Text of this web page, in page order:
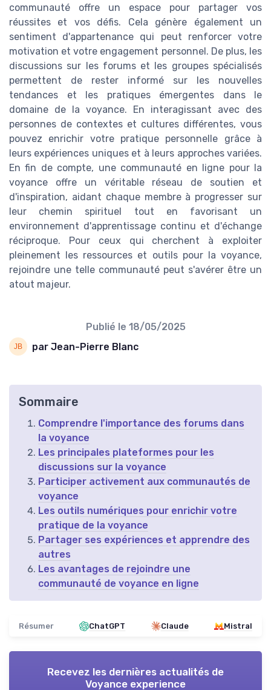
communauté offre un espace pour partager vos
réussites et vos défis. Cela génère également un
sentiment d'appartenance qui peut renforcer votre
motivation et votre engagement personnel. De plus, les
discussions sur les forums et les groupes spécialisés
permettent de rester informé sur les nouvelles
tendances et les pratiques émergentes dans le
domaine de la voyance. En interagissant avec des
personnes de contextes et cultures différentes, vous
pouvez enrichir votre pratique personnelle grâce à
leurs expériences uniques et à leurs approches variées.
En fin de compte, une communauté en ligne pour la
voyance offre un véritable réseau de soutien et
d'inspiration, aidant chaque membre à progresser sur
leur chemin spirituel tout en favorisant un
environnement d'apprentissage continu et d'échange
réciproque. Pour ceux qui cherchent à exploiter
pleinement les ressources et outils pour la voyance,
rejoindre une telle communauté peut s'avérer être un
atout majeur.
Publié le 18/05/2025
par Jean-Pierre Blanc
Sommaire
Comprendre l'importance des forums dans
la voyance
Les principales plateformes pour les
discussions sur la voyance
Participer activement aux communautés de
voyance
Les outils numériques pour enrichir votre
pratique de la voyance
Partager ses expériences et apprendre des
autres
Les avantages de rejoindre une
communauté de voyance en ligne
Résumer ChatGPT Claude Mistral
Recevez les dernières actualités de
Voyance experience